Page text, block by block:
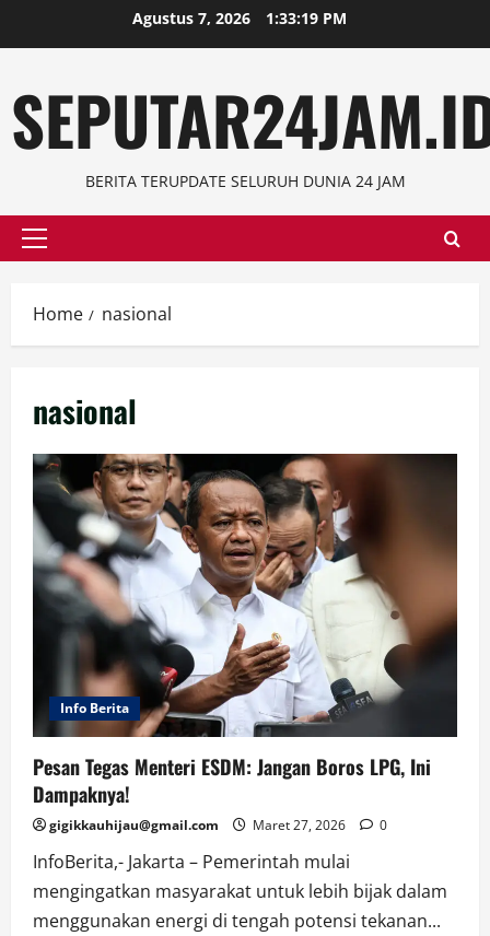
to
Agustus 7, 2026 1:33:20 PM
BERITA TERUPDATE SELURUH DUNIA 24 JAM
Primary
Home nasional
nasional
Info Berita
Pesan Tegas Menteri ESDM: Jangan Boros LPG, Ini
Dampaknya!
gigikkauhijau@gmail.com Maret 27, 2026 0
InfoBerita,- Jakarta – Pemerintah mulai
mengingatkan masyarakat untuk lebih bijak dalam
menggunakan energi di tengah potensi tekanan...